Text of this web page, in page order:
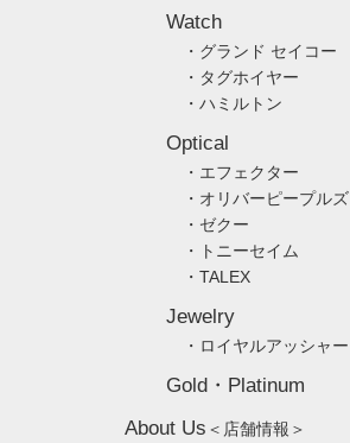
Watch
・グランド セイコー
・タグホイヤー
・ハミルトン
Optical
・エフェクター
・オリバーピープルズ
・ゼクー
・トニーセイム
・TALEX
Jewelry
・ロイヤルアッシャー
Gold・Platinum
About Us ＜店舗情報＞